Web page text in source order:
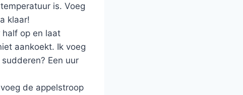
is. Voeg
klaar!
op en laat
aankoekt. Ik voeg
Een uur
de appelstroop